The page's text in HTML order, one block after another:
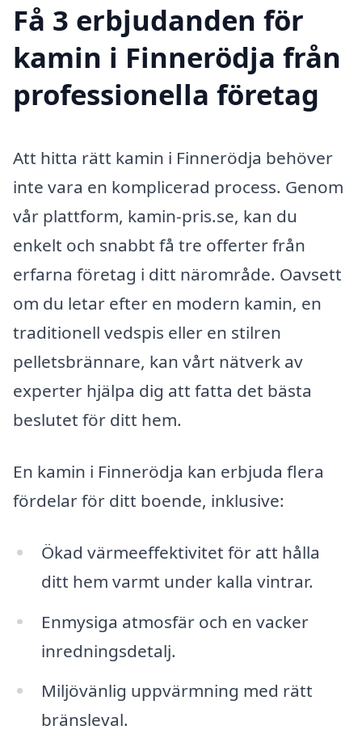
Få 3 erbjudanden för
kamin i Finnerödja från
professionella företag
Att hitta rätt kamin i Finnerödja behöver
inte vara en komplicerad process. Genom
vår plattform, kamin-pris.se, kan du
enkelt och snabbt få tre offerter från
erfarna företag i ditt närområde. Oavsett
om du letar efter en modern kamin, en
traditionell vedspis eller en stilren
pelletsbrännare, kan vårt nätverk av
experter hjälpa dig att fatta det bästa
beslutet för ditt hem.
En kamin i Finnerödja kan erbjuda flera
fördelar för ditt boende, inklusive:
Ökad värmeeffektivitet för att hålla
ditt hem varmt under kalla vintrar.
Enmysiga atmosfär och en vacker
inredningsdetalj.
Miljövänlig uppvärmning med rätt
bränsleval.